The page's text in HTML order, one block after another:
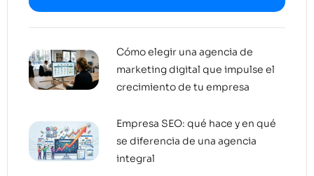
Cómo elegir una agencia de
marketing digital que impulse el
crecimiento de tu empresa
Empresa SEO: qué hace y en qué
se diferencia de una agencia
integral